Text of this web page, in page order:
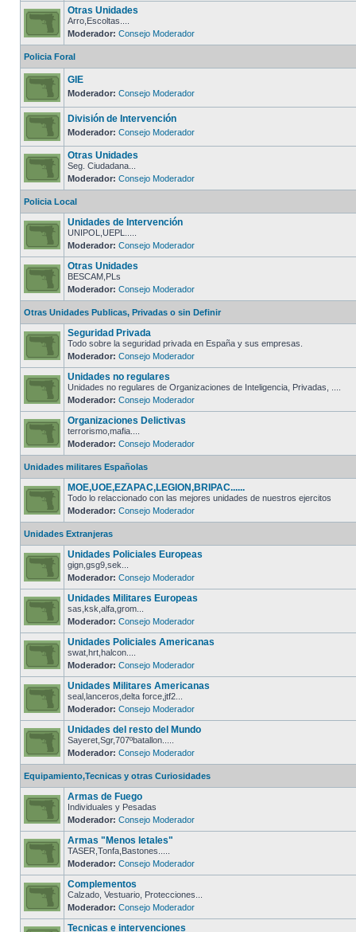
Otras Unidades
Arro,Escoltas....
Moderador: Consejo Moderador
Policia Foral
GIE
Moderador: Consejo Moderador
División de Intervención
Moderador: Consejo Moderador
Otras Unidades
Seg. Ciudadana...
Moderador: Consejo Moderador
Policia Local
Unidades de Intervención
UNIPOL,UEPL.....
Moderador: Consejo Moderador
Otras Unidades
BESCAM,PLs
Moderador: Consejo Moderador
Otras Unidades Publicas, Privadas o sin Definir
Seguridad Privada
Todo sobre la seguridad privada en España y sus empresas.
Moderador: Consejo Moderador
Unidades no regulares
Unidades no regulares de Organizaciones de Inteligencia, Privadas, ....
Moderador: Consejo Moderador
Organizaciones Delictivas
terrorismo,mafia....
Moderador: Consejo Moderador
Unidades militares Españolas
MOE,UOE,EZAPAC,LEGION,BRIPAC......
Todo lo relaccionado con las mejores unidades de nuestros ejercitos
Moderador: Consejo Moderador
Unidades Extranjeras
Unidades Policiales Europeas
gign,gsg9,sek...
Moderador: Consejo Moderador
Unidades Militares Europeas
sas,ksk,alfa,grom...
Moderador: Consejo Moderador
Unidades Policiales Americanas
swat,hrt,halcon....
Moderador: Consejo Moderador
Unidades Militares Americanas
seal,lanceros,delta force,jtf2...
Moderador: Consejo Moderador
Unidades del resto del Mundo
Sayeret,Sgr,707ºbatallon.....
Moderador: Consejo Moderador
Equipamiento,Tecnicas y otras Curiosidades
Armas de Fuego
Individuales y Pesadas
Moderador: Consejo Moderador
Armas "Menos letales"
TASER,Tonfa,Bastones.....
Moderador: Consejo Moderador
Complementos
Calzado, Vestuario, Protecciones...
Moderador: Consejo Moderador
Tecnicas e intervenciones